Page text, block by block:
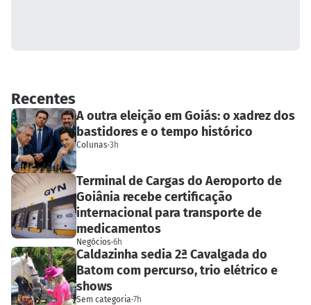
Recentes
A outra eleição em Goiás: o xadrez dos
bastidores e o tempo histórico
Colunas·3h
Terminal de Cargas do Aeroporto de
Goiânia recebe certificação
internacional para transporte de
medicamentos
Negócios·6h
Caldazinha sedia 2ª Cavalgada do
Batom com percurso, trio elétrico e
shows
Sem categoria·7h